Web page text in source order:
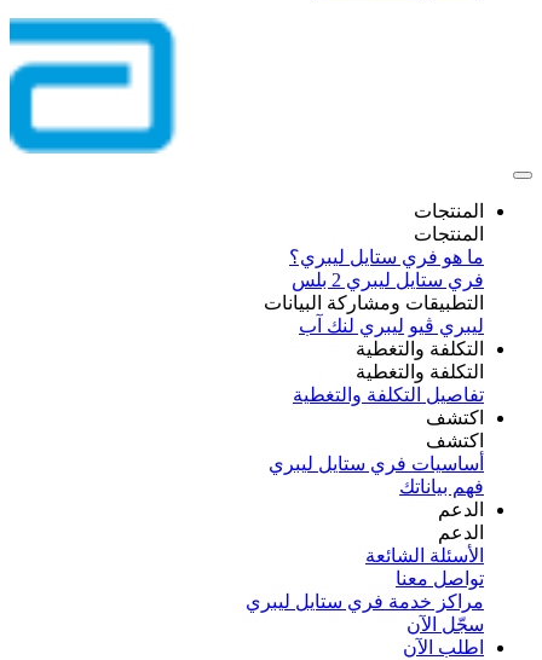
المنتجات
المنتجات
ما هو فري ستايل ليبري؟
فري ستايل ليبري 2 بلس​
التطبيقات ومشاركة البيانات
ليبري ڤيو ليبري لنك آب
التكلفة والتغطية
التكلفة والتغطية
تفاصيل التكلفة والتغطية
اكتشف​
اكتشف​
أساسيات فري ستايل ليبري
فهم بياناتك
الدعم
الدعم
الأسئلة الشائعة
تواصل معنا
مراكز خدمة فري ستايل ليبري
سجّل الآن​
اطلب الآن